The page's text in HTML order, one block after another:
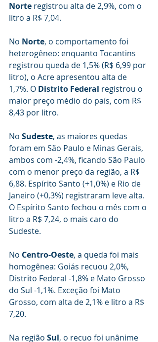
Norte registrou alta de 2,9%, com o
litro a R$ 7,04.
No Norte, o comportamento foi
heterogêneo: enquanto Tocantins
registrou queda de 1,5% (R$ 6,99 por
litro), o Acre apresentou alta de
1,7%. O Distrito Federal registrou o
maior preço médio do país, com R$
8,43 por litro.
No Sudeste, as maiores quedas
foram em São Paulo e Minas Gerais,
ambos com -2,4%, ficando São Paulo
com o menor preço da região, a R$
6,88. Espírito Santo (+1,0%) e Rio de
Janeiro (+0,3%) registraram leve alta.
O Espírito Santo fechou o mês com o
litro a R$ 7,24, o mais caro do
Sudeste.
No Centro-Oeste, a queda foi mais
homogênea: Goiás recuou 2,0%,
Distrito Federal -1,8% e Mato Grosso
do Sul -1,1%. Exceção foi Mato
Grosso, com alta de 2,1% e litro a R$
7,20.
Na região Sul, o recuo foi unânime